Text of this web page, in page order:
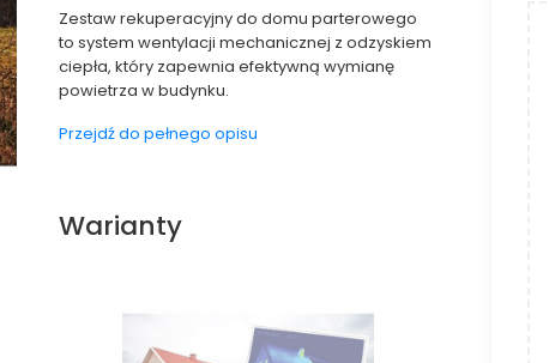
Zestaw rekuperacyjny do domu parterowego
to system wentylacji mechanicznej z odzyskiem
ciepła, który zapewnia efektywną wymianę
powietrza w budynku.
Przejdź do pełnego opisu
Warianty